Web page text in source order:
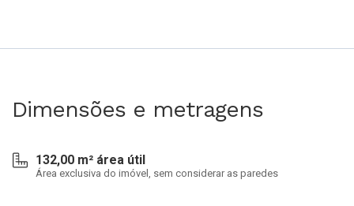
Dimensões e metragens
132,00 m² área útil
Área exclusiva do imóvel, sem considerar as paredes